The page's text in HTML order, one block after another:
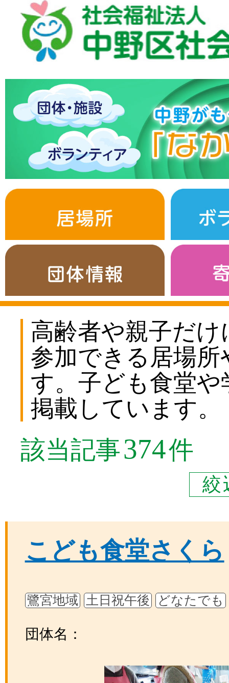
高齢者や親子だ
参加できる居場
す。子ども食堂
掲載しています。
該当記事374件
絞
こども食堂さくら
鷺宮地域 土日祝午後 どなたでも
団体名：